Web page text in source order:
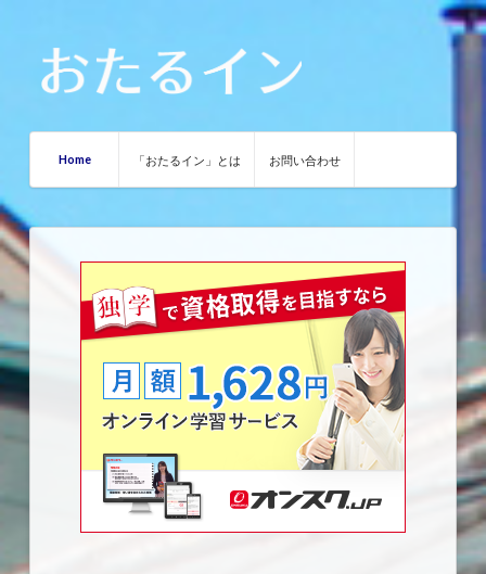
Home 「おたるイン」とは お問い合わせ